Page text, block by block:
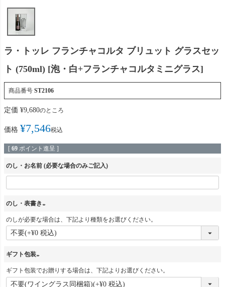
ラ・トッレ フランチャコルタ ブリュット グラスセッ
ト (750ml) [泡・白+フランチャコルタミニグラス]
商品番号 ST2106
定価 ¥9,680のところ
価格 ¥7,546税込
[ 69 ポイント進呈 ]
のし・お名前 (必要な場合のみご記入)
のし・表書き
(
必
のしが必要な場合は、下記より種類をお選びください。
ギフト包装
(
必
ギフト包装でお贈りする場合は、下記よりお選びください。